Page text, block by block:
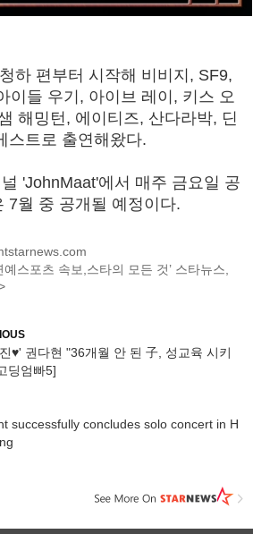
하 편부터 시작해 비비지, SF9,
이들 우기, 아이브 레이, 키스 오
해밍턴, 에이티즈, 산다라박, 딘
스트로 출연해왔다.
'JohnMaat'에서 매주 금요일 공
7월 중 공개될 예정이다.
스포츠 속보,스타의 모든 것’ 스타뉴스,
♥' 권다현 "36개월 안 된 子, 성교육 시키
딩엄빠5]
successfully concludes solo concert in H